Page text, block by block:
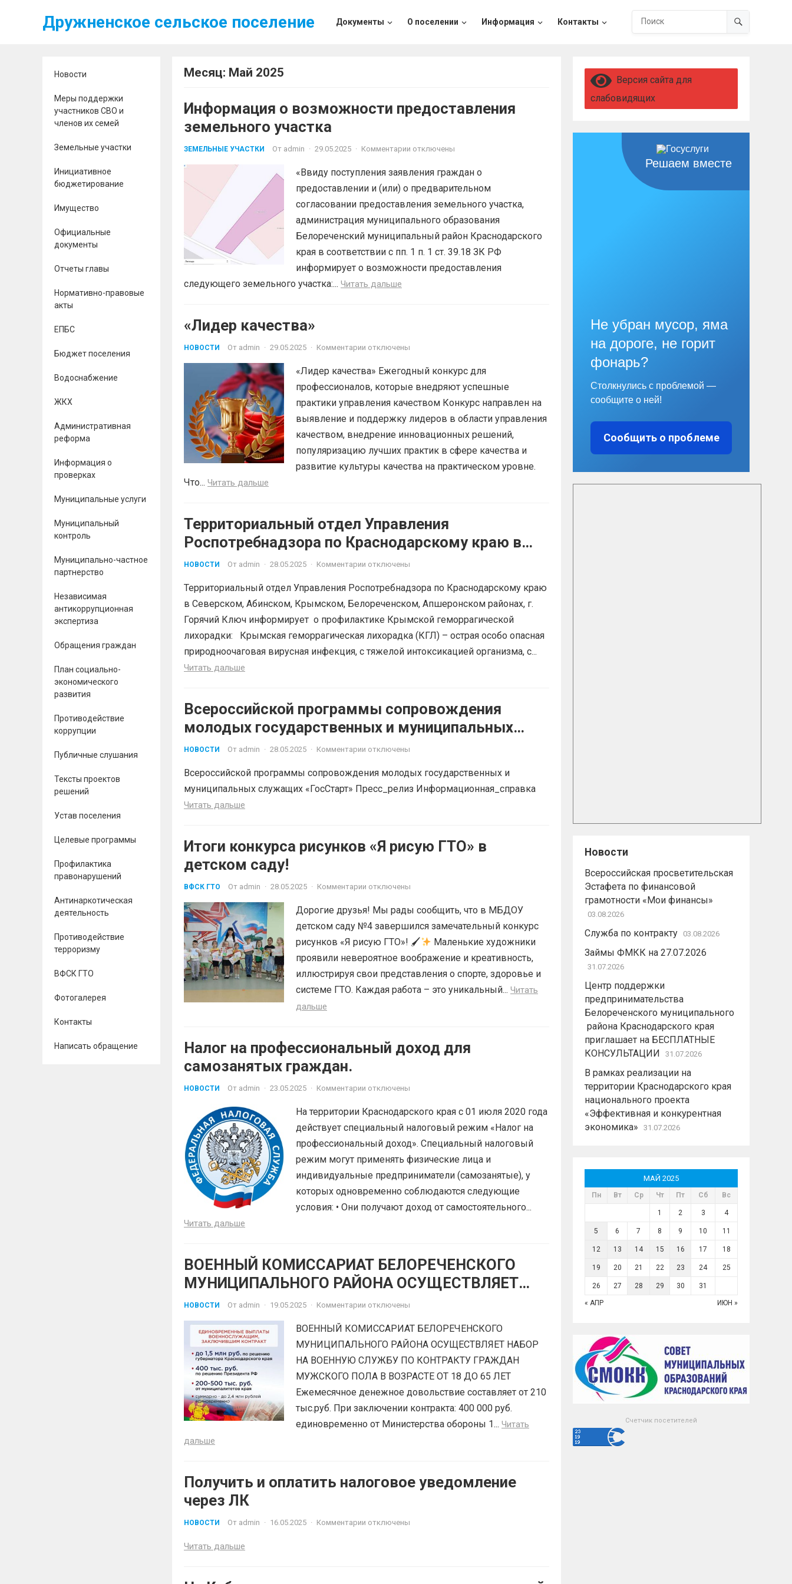
Дружненское сельское поселение Документы О поселении Информация Контакты
Новости
Меры поддержки
участников СВО и
членов их семей
Земельные участки
Инициативное
бюджетирование
Имущество
Официальные
документы
Отчеты главы
Нормативно-правовые
акты
ЕПБС
Бюджет поселения
Водоснабжение
ЖКХ
Административная
реформа
Информация о
проверках
Муниципальные услуги
Муниципальный
контроль
Муниципально-частное
партнерство
Независимая
антикоррупционная
экспертиза
Обращения граждан
План социально-
экономического
развития
Противодействие
коррупции
Публичные слушания
Тексты проектов
решений
Устав поселения
Целевые программы
Профилактика
правонарушений
Антинаркотическая
деятельность
Противодействие
терроризму
ВФСК ГТО
Фотогалерея
Контакты
Написать обращение
Месяц: Май 2025
Информация о возможности предоставления
земельного участка
ЗЕМЕЛЬНЫЕ УЧАСТКИ От admin · 29.05.2025 · Комментарии отключены
«Ввиду поступления заявления граждан о
предоставлении и (или) о предварительном
согласовании предоставления земельного участка,
администрация муниципального образования
Белореченский муниципальный район Краснодарского
края в соответствии с пп. 1 п. 1 ст. 39.18 ЗК РФ
информирует о возможности предоставления
следующего земельного участка:... Читать дальше
«Лидер качества»
НОВОСТИ От admin · 29.05.2025 · Комментарии отключены
«Лидер качества» Ежегодный конкурс для
профессионалов, которые внедряют успешные
практики управления качеством Конкурс направлен на
выявление и поддержку лидеров в области управления
качеством, внедрение инновационных решений,
популяризацию лучших практик в сфере качества и
развитие культуры качества на практическом уровне.
Что... Читать дальше
Территориальный отдел Управления
Роспотребнадзора по Краснодарскому краю в
Северском, Абинском, Крымском,
Белореченском, Апшеронском районах, г. Горячий
Ключ информирует о профилактике Крымской
геморрагической лихорадки
НОВОСТИ От admin · 28.05.2025 · Комментарии отключены
Территориальный отдел Управления Роспотребнадзора по Краснодарскому краю
в Северском, Абинском, Крымском, Белореченском, Апшеронском районах, г.
Горячий Ключ информирует о профилактике Крымской геморрагической
лихорадки: Крымская геморрагическая лихорадка (КГЛ) – острая особо опасная
природноочаговая вирусная инфекция, с тяжелой интоксикацией организма, с...
Читать дальше
Всероссийской программы сопровождения
молодых государственных и муниципальных
служащих «ГосСтарт»
НОВОСТИ От admin · 28.05.2025 · Комментарии отключены
Всероссийской программы сопровождения молодых государственных и
муниципальных служащих «ГосСтарт» Пресс_релиз Информационная_справка
Читать дальше
Итоги конкурса рисунков «Я рисую ГТО» в
детском саду!
ВФСК ГТО От admin · 28.05.2025 · Комментарии отключены
Дорогие друзья! Мы рады сообщить, что в МБДОУ
детском саду №4 завершился замечательный конкурс
рисунков «Я рисую ГТО»! 🖌
Маленькие художники
проявили невероятное воображение и креативность,
иллюстрируя свои представления о спорте, здоровье и
системе ГТО. Каждая работа – это уникальный... Читать
дальше
Налог на профессиональный доход для
самозанятых граждан.
НОВОСТИ От admin · 23.05.2025 · Комментарии отключены
На территории Краснодарского края с 01 июля 2020 года
действует специальный налоговый режим «Налог на
профессиональный доход». Специальный налоговый
режим могут применять физические лица и
индивидуальные предприниматели (самозанятые), у
которых одновременно соблюдаются следующие
условия: • Они получают доход от самостоятельного...
Читать дальше
ВОЕННЫЙ КОМИССАРИАТ БЕЛОРЕЧЕНСКОГО
МУНИЦИПАЛЬНОГО РАЙОНА ОСУЩЕСТВЛЯЕТ
НАБОР НА ВОЕННУЮ СЛУЖБУ ПО КОНТРАКТУ
ГРАЖДАН МУЖСКОГО ПОЛА В ВОЗРАСТЕ ОТ 18
ДО 65 ЛЕТ
НОВОСТИ От admin · 19.05.2025 · Комментарии отключены
ВОЕННЫЙ КОМИССАРИАТ БЕЛОРЕЧЕНСКОГО
МУНИЦИПАЛЬНОГО РАЙОНА ОСУЩЕСТВЛЯЕТ НАБОР
НА ВОЕННУЮ СЛУЖБУ ПО КОНТРАКТУ ГРАЖДАН
МУЖСКОГО ПОЛА В ВОЗРАСТЕ ОТ 18 ДО 65 ЛЕТ
Ежемесячное денежное довольствие составляет от 210
тыс.руб. При заключении контракта: 400 000 руб.
единовременно от Министерства обороны 1... Читать
дальше
Получить и оплатить налоговое уведомление
через ЛК
НОВОСТИ От admin · 16.05.2025 · Комментарии отключены
Читать дальше
Версия сайта для
слабовидящих
Решаем вместе
Не убран мусор, яма
на дороге, не горит
фонарь?
Столкнулись с проблемой —
сообщите о ней!
Сообщить о проблеме
Новости
Всероссийская просветительская
Эстафета по финансовой
грамотности «Мои финансы»
03.08.2026
Служба по контракту 03.08.2026
Займы ФМКК на 27.07.2026
31.07.2026
Центр поддержки
предпринимательства
Белореченского муниципального
района Краснодарского края
приглашает на БЕСПЛАТНЫЕ
КОНСУЛЬТАЦИИ
31.07.2026
В рамках реализации на
территории Краснодарского края
национального проекта
«Эффективная и конкурентная
экономика»
31.07.2026
МАЙ 2025
Пн Вт Ср Чт Пт Сб Вс
1 2 3 4
5 6 7 8 9 10 11
12 13 14 15 16 17 18
19 20 21 22 23 24 25
26 27 28 29 30 31
« АПР ИЮН »
Счетчик посетителей